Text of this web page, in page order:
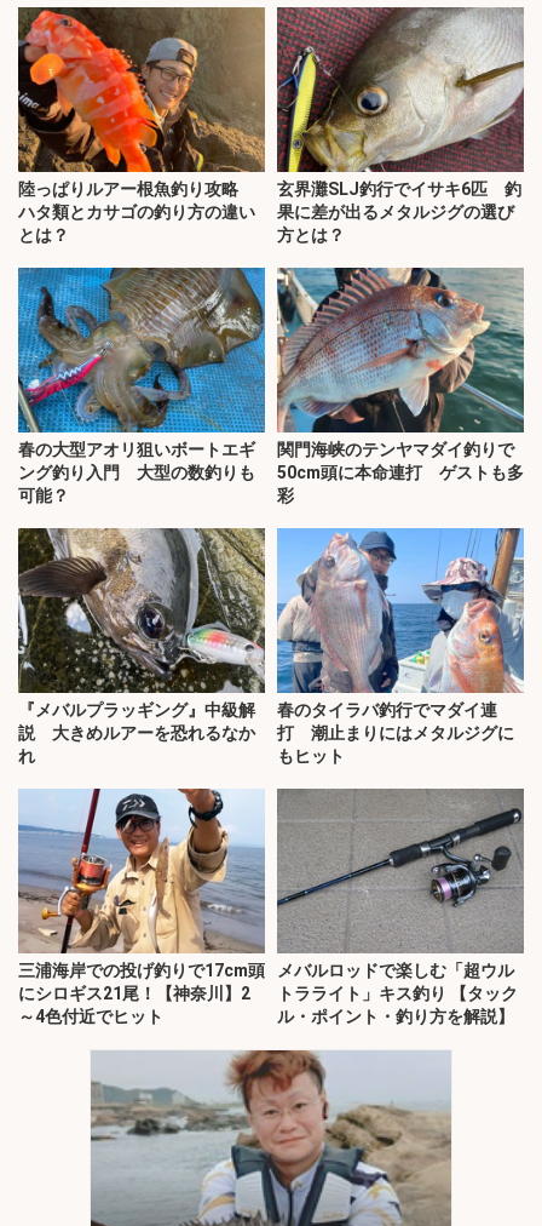
陸っぱりルアー根魚釣り攻略
ハタ類とカサゴの釣り方の違い
とは？
玄界灘SLJ釣行でイサキ6匹 釣
果に差が出るメタルジグの選び
方とは？
春の大型アオリ狙いボートエギ
ング釣り入門 大型の数釣りも
可能？
関門海峡のテンヤマダイ釣りで
50cm頭に本命連打 ゲストも多
彩
『メバルプラッギング』中級解
説 大きめルアーを恐れるなか
れ
春のタイラバ釣行でマダイ連
打 潮止まりにはメタルジグに
もヒット
三浦海岸での投げ釣りで17cm頭
にシロギス21尾！【神奈川】2
～4色付近でヒット
メバルロッドで楽しむ「超ウル
トラライト」キス釣り 【タック
ル・ポイント・釣り方を解説】